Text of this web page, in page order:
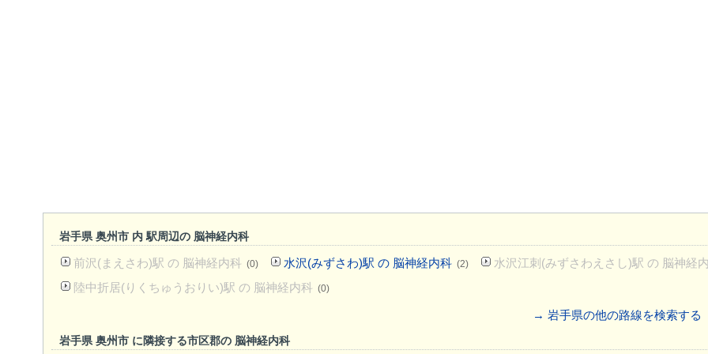
岩手県 奥州市 内 駅周辺の 脳神経内科
前沢(まえさわ)駅 の 脳神経内科 (0) 水沢(みずさわ)駅 の 脳神経内科 (2) 水沢江刺(みずさわえさし)駅 の 脳神経
陸中折居(りくちゅうおりい)駅 の 脳神経内科 (0)
→ 岩手県の他の路線を検索する
岩手県 奥州市 に隣接する市区郡の 脳神経内科